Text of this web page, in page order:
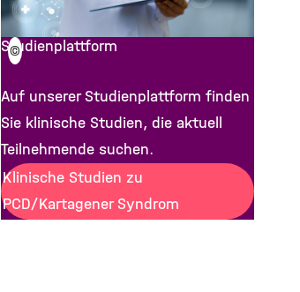
Studienplattform
Auf unserer Studienplattform finden
Sie klinische Studien, die aktuell
Teilnehmende suchen.
Klinische Studien zu
PCD/Kartagener Syndrom
©